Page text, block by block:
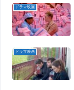
ドラマ映画
ドラマ映画